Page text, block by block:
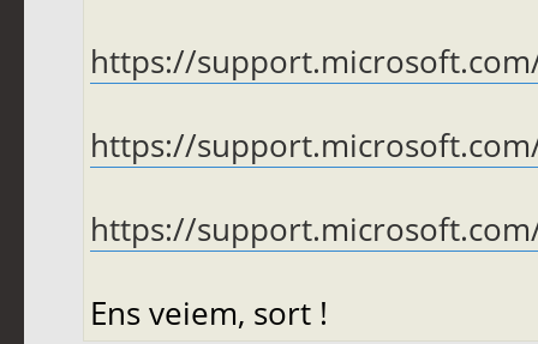
https://
https://
https://
Ens veiem, sort !